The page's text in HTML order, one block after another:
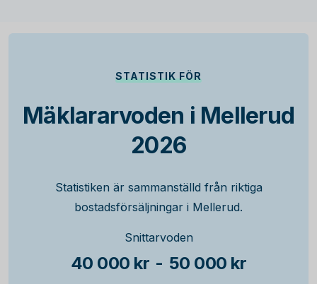
STATISTIK FÖR
Mäklararvoden i Mellerud
2026
Statistiken är sammanställd från riktiga
bostadsförsäljningar i Mellerud.
Snittarvoden
40 000 kr - 50 000 kr